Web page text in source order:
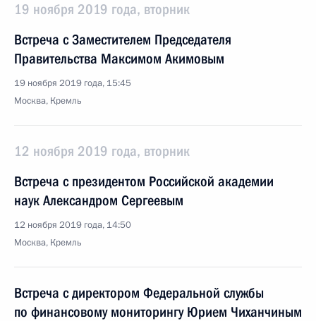
19 ноября 2019 года, вторник
Встреча с Заместителем Председателя
Правительства Максимом Акимовым
19 ноября 2019 года, 15:45
Москва, Кремль
12 ноября 2019 года, вторник
Встреча с президентом Российской академии
наук Александром Сергеевым
12 ноября 2019 года, 14:50
Москва, Кремль
Встреча с директором Федеральной службы
по финансовому мониторингу Юрием Чиханчиным